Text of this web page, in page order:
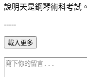
說明天是鋼琴術科考試
-----
載入更多